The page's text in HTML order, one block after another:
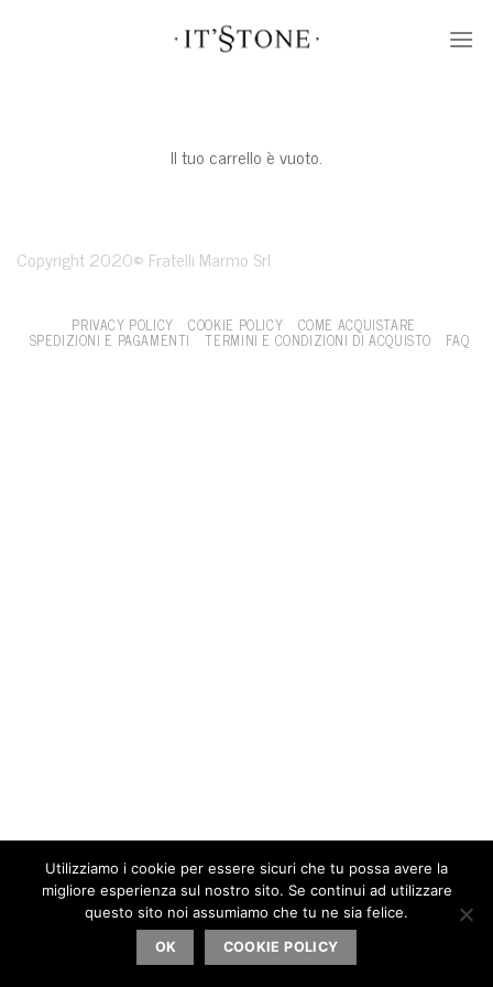
Il tuo carrello è vuoto.
Copyright 2020© Fratelli Marmo Srl
PRIVACY POLICY COOKIE POLICY COME ACQUISTARE
SPEDIZIONI E PAGAMENTI TERMINI E CONDIZIONI DI ACQUISTO FAQ
Utilizziamo i cookie per essere sicuri che tu possa avere la
migliore esperienza sul nostro sito. Se continui ad utilizzare
questo sito noi assumiamo che tu ne sia felice.
OK COOKIE POLICY